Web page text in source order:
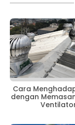
Cara
dengan